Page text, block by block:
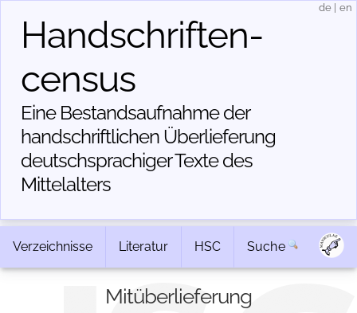
Handschriften­
census
Eine Bestandsaufnahme der
handschriftlichen Über­lieferung
deutschsprachiger Texte des
Mittelalters
de en
Verzeichnisse Literatur HSC Suche
Mitüberlieferung